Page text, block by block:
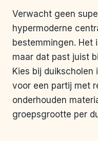
Verwacht geen
hypermoderne
bestemmingen. Het
maar dat past juist
Kies bij duikscholen
voor een partij met
onderhouden
groepsgrootte per